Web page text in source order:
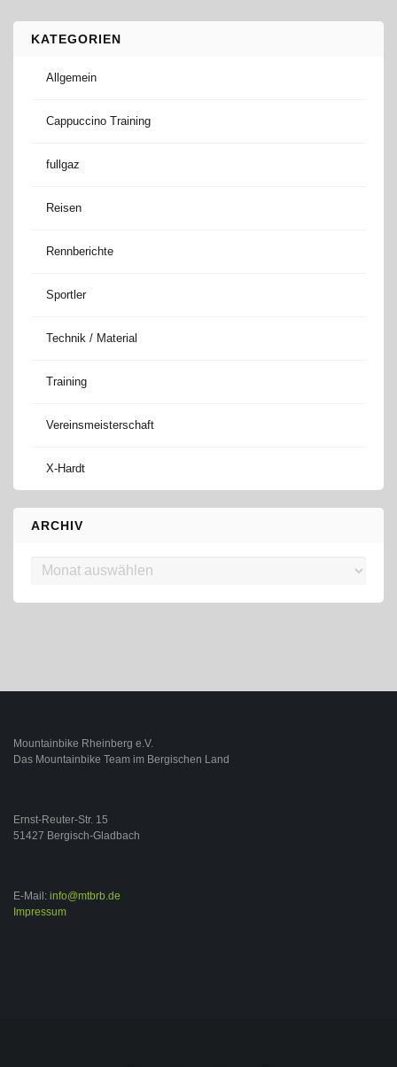
KATEGORIEN
Allgemein
Cappuccino Training
fullgaz
Reisen
Rennberichte
Sportler
Technik / Material
Training
Vereinsmeisterschaft
X-Hardt
ARCHIV
Archiv
Mountainbike Rheinberg e.V.
Das Mountainbike Team im Bergischen Land
Ernst-Reuter-Str. 15
51427 Bergisch-Gladbach
E-Mail: info@mtbrb.de
Impressum